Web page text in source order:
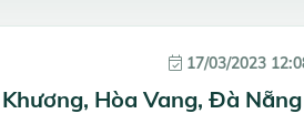
17/03/2023
Hòa Vang, Đà Nẵng